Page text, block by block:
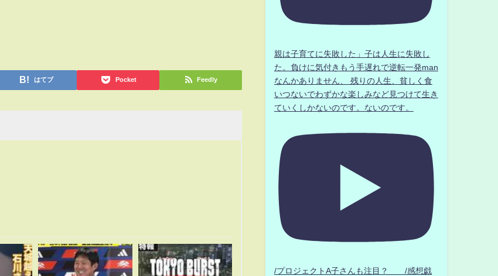
はてブ Pocket Feedly
親は子育てに失敗した」子は人生に失敗し
た。負けに気付きもう手遅れで逆転一発man
なんかありません、 残りの人生、貧しく食
いつないでわずかな楽しみなど見つけて生き
ていくしかないのです。ないのです。
/プロジェクトA子さんも注目？ /感想戯